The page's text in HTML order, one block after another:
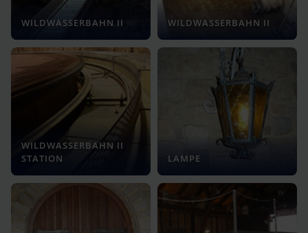
WILDWASSERBAHN II WILDWASSERBAHN II
WILDWASSERBAHN II
STATION
LAMPE